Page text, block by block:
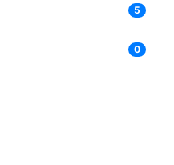
5
0